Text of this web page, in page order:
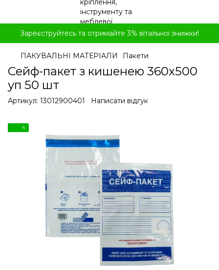
Зареєструйтесь та отримайте 3% вітальної знижки!
ПАКУВАЛЬНІ МАТЕРІАЛИ Пакети
Сейф-пакет з кишенею 360x500
уп 50 шт
Артикул: 13012900401 Написати відгук
4